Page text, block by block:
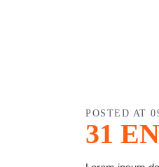
31
POSTED AT